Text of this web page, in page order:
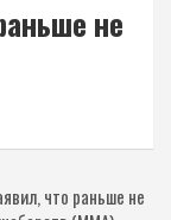
не
что раньше не